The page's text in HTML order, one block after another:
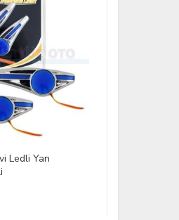
Sofit Led Ampul Canbus
TL